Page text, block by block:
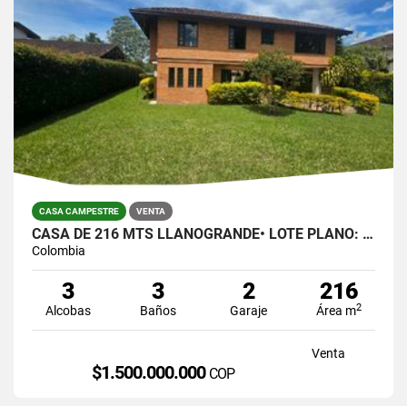
CASA CAMPESTRE VENTA
CASA DE 216 MTS LLANOGRANDE• LOTE PLANO: 823 MTS $1.500.000.00
Colombia
3
Alcobas
3
Baños
2
Garaje
216
Área m2
Venta
$1.500.000.000 COP